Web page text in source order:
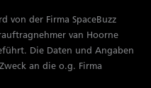
von der Firma SpaceBuzz
van Hoorne
Die Daten und Angaben
an die o.g. Firma